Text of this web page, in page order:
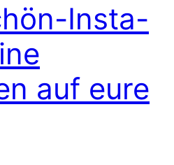
Insta-
auf eure